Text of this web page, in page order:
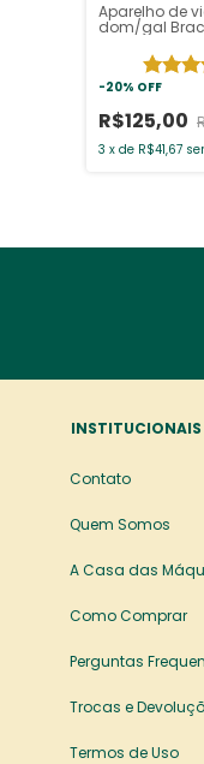
Aparelho de
dom/gal
-20% OFF
R$125,00
3 x de R$41,67
INSTITUCIONAIS
Contato
Quem Somos
A Casa das
Como Comprar
Perguntas
Trocas e
Termos de Uso